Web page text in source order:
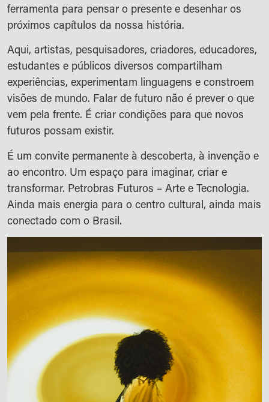
ferramenta para pensar o presente e desenhar os
próximos capítulos da nossa história.
Aqui, artistas, pesquisadores, criadores, educadores,
estudantes e públicos diversos compartilham
experiências, experimentam linguagens e constroem
visões de mundo. Falar de futuro não é prever o que
vem pela frente. É criar condições para que novos
futuros possam existir.
É um convite permanente à descoberta, à invenção e
ao encontro. Um espaço para imaginar, criar e
transformar. Petrobras Futuros – Arte e Tecnologia.
Ainda mais energia para o centro cultural, ainda mais
conectado com o Brasil.